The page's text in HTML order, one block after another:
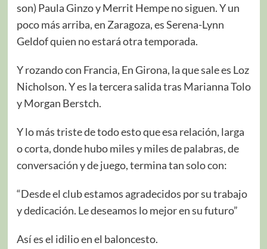
son) Paula Ginzo y Merrit Hempe no siguen. Y un
poco más arriba, en Zaragoza, es Serena-Lynn
Geldof quien no estará otra temporada.
Y rozando con Francia, En Girona, la que sale es Loz
Nicholson. Y es la tercera salida tras Marianna Tolo
y Morgan Berstch.
Y lo más triste de todo esto que esa relación, larga
o corta, donde hubo miles y miles de palabras, de
conversación y de juego, termina tan solo con:
“Desde el club estamos agradecidos por su trabajo
y dedicación. Le deseamos lo mejor en su futuro”
Así es el idilio en el baloncesto.